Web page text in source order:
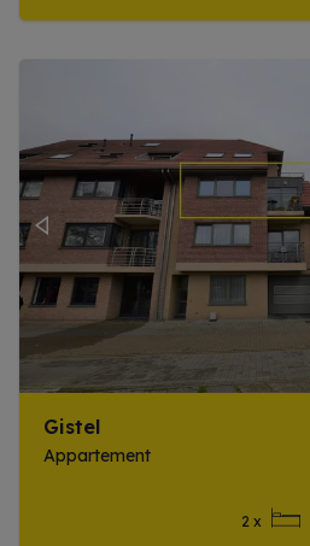
Previous
Gistel
Appartement
2 x